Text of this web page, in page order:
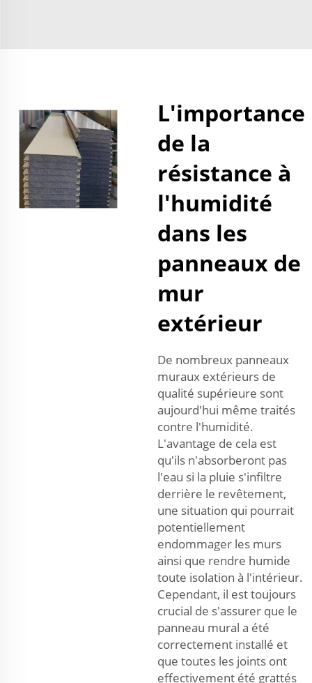
L'importance
de la
résistance à
l'humidité
dans les
panneaux de
mur
extérieur
De nombreux panneaux
muraux extérieurs de
qualité supérieure sont
aujourd'hui même traités
contre l'humidité.
L'avantage de cela est
qu'ils n'absorberont pas
l'eau si la pluie s'infiltre
derrière le revêtement,
une situation qui pourrait
potentiellement
endommager les murs
ainsi que rendre humide
toute isolation à l'intérieur.
Cependant, il est toujours
crucial de s'assurer que le
panneau mural a été
correctement installé et
que toutes les joints ont
effectivement été grattés